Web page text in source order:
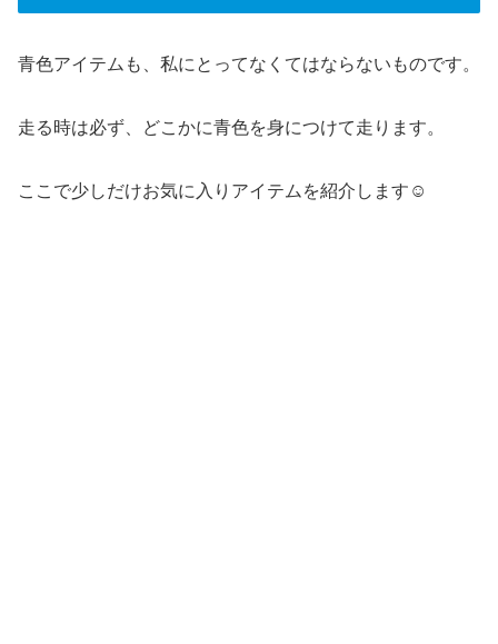
青色アイテムも、私にとってなくてはならないものです。
走る時は必ず、どこかに青色を身につけて走ります。
ここで少しだけお気に入りアイテムを紹介します☺️